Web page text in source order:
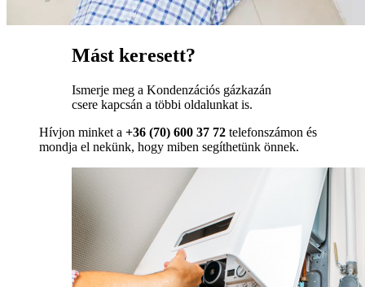
Mást keresett?
Ismerje meg a Kondenzációs gázkazán
csere kapcsán a többi oldalunkat is.
Hívjon minket a +36 (70) 600 37 72 telefonszámon és
mondja el nekünk, hogy miben segíthetünk önnek.